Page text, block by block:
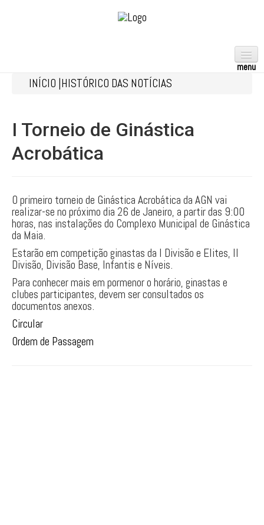
ACROBÁTICA
FEMININA
TRAMPOLINS
TEAMGYM
GPT
PARKOUR
INÍCIO |HISTÓRICO DAS NOTÍCIAS
I Torneio de Ginástica
Acrobática
O primeiro torneio de Ginástica Acrobática da AGN vai
realizar-se no próximo dia 26 de Janeiro, a partir das 9:00
horas, nas instalações do Complexo Municipal de Ginástica
da Maia.
Estarão em competição ginastas da I Divisão e Elites, II
Divisão, Divisão Base, Infantis e Níveis.
Para conhecer mais em pormenor o horário, ginastas e
clubes participantes, devem ser consultados os
documentos anexos.
Circular
Ordem de Passagem